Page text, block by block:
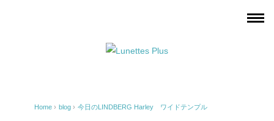
Home › blog › 今日のLINDBERG Harley ワイドテンプル